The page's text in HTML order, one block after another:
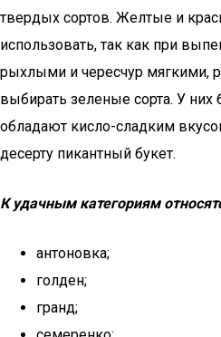
твердых сортов. Желтые и
использовать, так как при
рыхлыми и чересчур мягкими,
выбирать зеленые сорта. У них
обладают кисло-сладким
десерту пикантный букет.
К удачным категориям
антоновка;
голден;
гранд;